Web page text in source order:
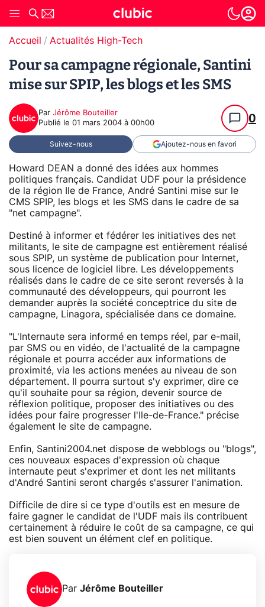
Accueil Actualités High-Tech
Pour sa campagne régionale, Santini
mise sur SPIP, les blogs et les SMS
Par Jérôme Bouteiller
Publié le 01 mars 2004 à 00h00 0
Suivez-nous Ajoutez-nous en favori
Howard DEAN a donné des idées aux hommes
politiques français. Candidat UDF pour la présidence
de la région Ile de France, André Santini mise sur le
CMS SPIP, les blogs et les SMS dans le cadre de sa
"net campagne".
Destiné à informer et fédérer les initiatives des net
militants, le site de campagne est entièrement réalisé
sous SPIP, un système de publication pour Internet,
sous licence de logiciel libre. Les développements
réalisés dans le cadre de ce site seront reversés à la
communauté des développeurs, qui pourront les
demander auprès la société conceptrice du site de
campagne, Linagora, spécialisée dans ce domaine.
"L'Internaute sera informé en temps réel, par e-mail,
par SMS ou en vidéo, de l'actualité de la campagne
régionale et pourra accéder aux informations de
proximité, via les actions menées au niveau de son
département. Il pourra surtout s'y exprimer, dire ce
qu'il souhaite pour sa région, devenir source de
réflexion politique, proposer des initiatives ou des
idées pour faire progresser l'Ile-de-France." précise
également le site de campagne.
Enfin, Santini2004.net dispose de webblogs ou "blogs",
ces nouveaux espaces d'expression où chaque
internaute peut s'exprimer et dont les net militants
d'André Santini seront chargés s'assurer l'animation.
Difficile de dire si ce type d'outils est en mesure de
faire gagner le candidat de l'UDF mais ils contribuent
certainement à réduire le coût de sa campagne, ce qui
est bien souvent un élément clef en politique.
Par Jérôme Bouteiller